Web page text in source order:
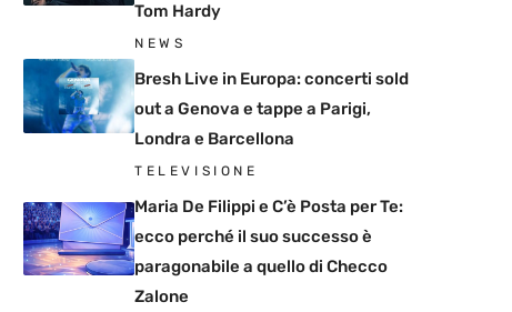
Tom Hardy
NEWS
Bresh Live in Europa: concerti sold
out a Genova e tappe a Parigi,
Londra e Barcellona
TELEVISIONE
Maria De Filippi e C’è Posta per Te:
ecco perché il suo successo è
paragonabile a quello di Checco
Zalone